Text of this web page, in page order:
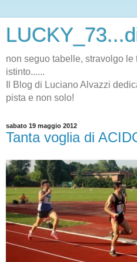
non seguo tabelle, stravolgo
istinto......
Il Blog di Luciano Alvazzi
pista e non solo!
sabato 19 maggio 2012
Tanta voglia di